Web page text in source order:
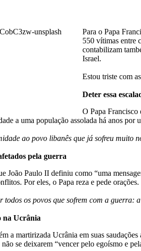
Para o Papa
550 vítimas entre
contabilizam
Israel.
Estou triste com
Deter essa
O Papa Francisco
a uma população assolada há anos
ao povo libanês que já sofreu muito
pela guerra
João Paulo II definiu como “uma
Por eles, o Papa reza e pede orações.
todos os povos que sofrem com a
na Ucrânia
a martirizada Ucrânia em suas
se deixarem “vencer pelo egoísmo e